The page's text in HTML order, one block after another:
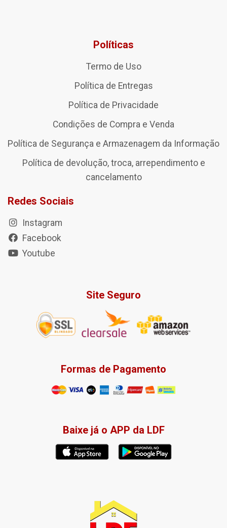
Políticas
Termo de Uso
Política de Entregas
Política de Privacidade
Condições de Compra e Venda
Política de Segurança e Armazenagem da Informação
Política de devolução, troca, arrependimento e
cancelamento
Redes Sociais
Instagram
Facebook
Youtube
Site Seguro
Formas de Pagamento
Baixe já o APP da LDF